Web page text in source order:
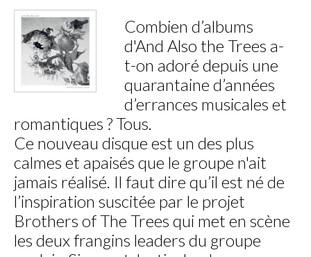
Combien d’albums
d'And Also the Trees a-
t-on adoré depuis une
quarantaine d’années
d’errances musicales et
romantiques ? Tous.
Ce nouveau disque est un des plus
calmes et apaisés que le groupe n'ait
jamais réalisé. Il faut dire qu’il est né de
l’inspiration suscitée par le projet
Brothers of The Trees qui met en scène
les deux frangins leaders du groupe